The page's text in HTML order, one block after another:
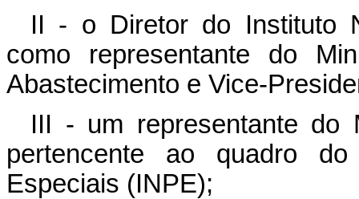
II - o Diretor do Instituto
como representante do
Abastecimento e Vice-
III - um representante do
pertencente ao quadro
Especiais (INPE);